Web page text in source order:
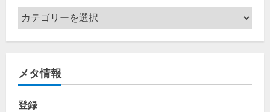
カ
テ
ゴ
ー
メタ情報
登録